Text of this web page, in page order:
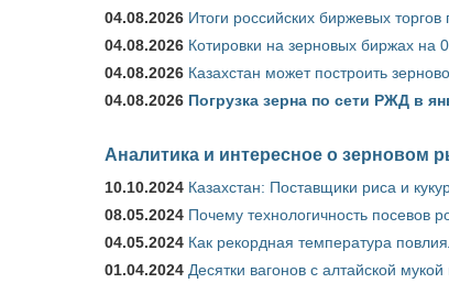
04.08.2026 Итоги российских биржевых
04.08.2026 Котировки на зерновых биржах на
04.08.2026 Казахстан может построить
04.08.2026 Погрузка зерна по сети РЖД в
Аналитика и интересное о зерновом
10.10.2024 Казахстан: Поставщики риса и
08.05.2024 Почему технологичность посевов
04.05.2024 Как рекордная температура
01.04.2024 Десятки вагонов с алтайской